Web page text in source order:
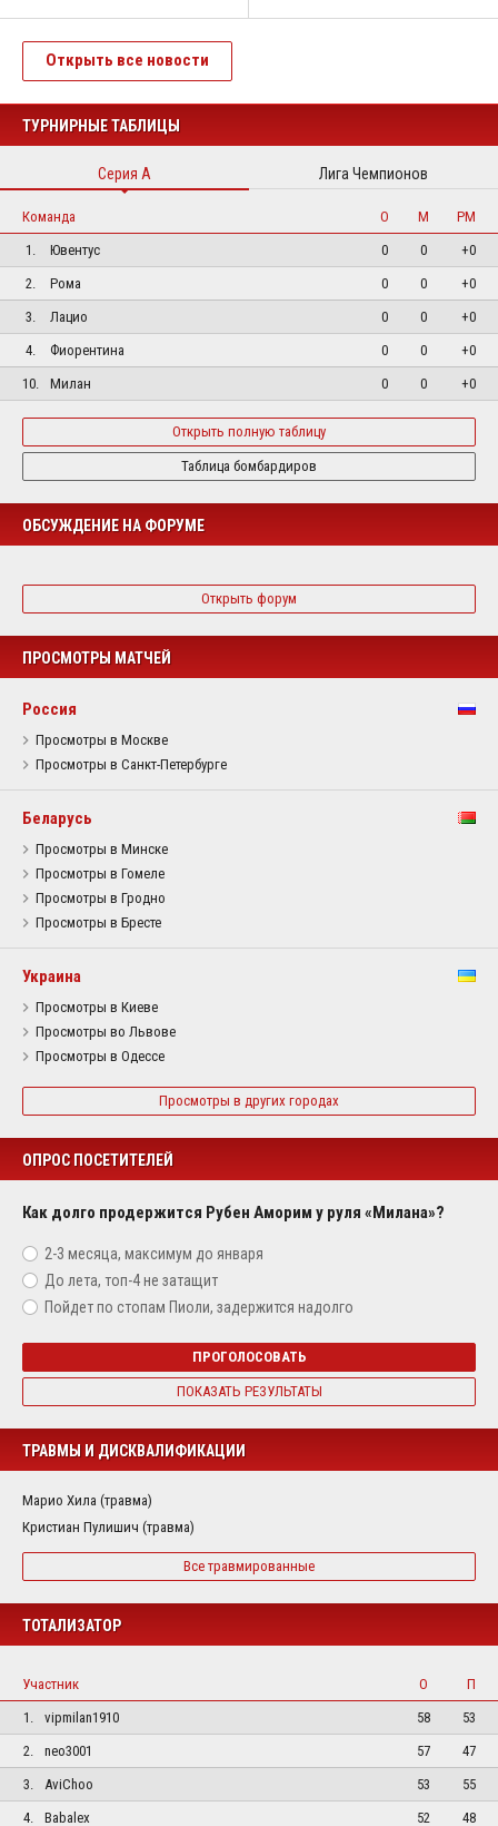
Открыть все новости
ТУРНИРНЫЕ ТАБЛИЦЫ
Серия А Лига Чемпионов
Команда О М
РМ
1.
Ювентус 0 0
+0
2.
Рома 0 0
+0
3.
Лацио 0 0
+0
4.
Фиорентина 0 0
+0
10.
Милан 0 0 +0
Открыть полную таблицу
Таблица бомбардиров
ОБСУЖДЕНИЕ НА ФОРУМЕ
Открыть форум
ПРОСМОТРЫ МАТЧЕЙ
Россия
Просмотры в Москве
Просмотры в Санкт-Петербурге
Беларусь
Просмотры в Минске
Просмотры в Гомеле
Просмотры в Гродно
Просмотры в Бресте
Украина
Просмотры в Киеве
Просмотры во Львове
Просмотры в Одессе
Просмотры в других городах
ОПРОС ПОСЕТИТЕЛЕЙ
Как долго продержится Рубен Аморим у руля «Милана»?
2-3 месяца, максимум до января
До лета, топ-4 не затащит
Пойдет по стопам Пиоли, задержится надолго
ПРОГОЛОСОВАТЬ
ПОКАЗАТЬ РЕЗУЛЬТАТЫ
ТРАВМЫ И ДИСКВАЛИФИКАЦИИ
Марио Хила (травма)
Кристиан Пулишич (травма)
Все травмированные
ТОТАЛИЗАТОР
Участник О
П
1.
vipmilan1910 58
53
2.
neo3001 57
47
3.
AviChoo 53
55
4.
Babalex 52 48